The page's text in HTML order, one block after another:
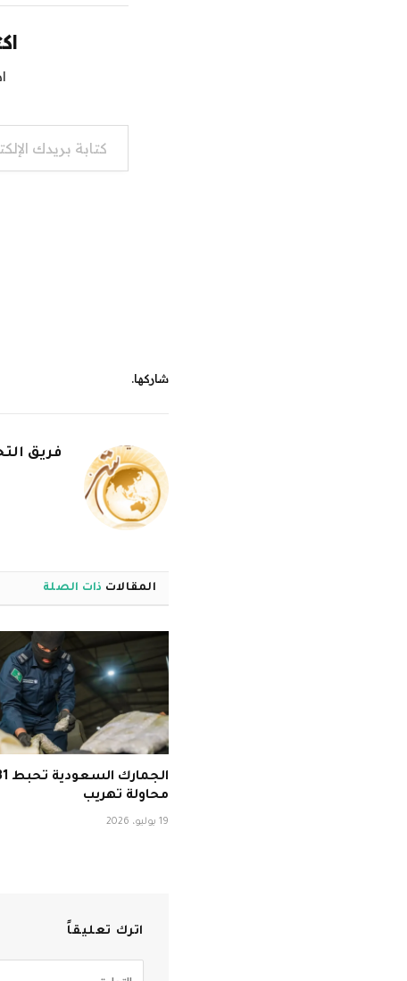
كتابة بريدك الإلكتروني...
شاركها.
فريق
المقالات ذات الصلة
محاولة تهريب
19 يوليو، 2026
اترك تعليقاً